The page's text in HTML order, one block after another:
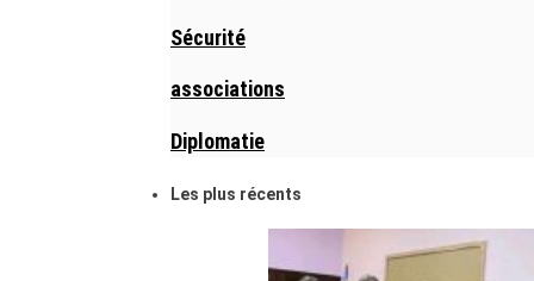
Sécurité
associations
Diplomatie
Les plus récents